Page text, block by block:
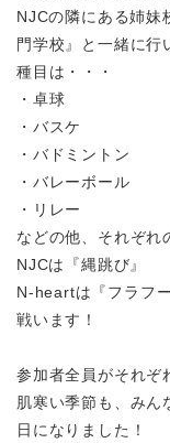
NJCの隣にある姉妹
門学校』と一緒に行
種目は・・・
・卓球
・バスケ
・バドミントン
・バレーボール
・リレー
などの他、それぞれ
NJCは『縄跳び』
N-heartは『フラフ
戦います！
参加者全員がそれぞ
肌寒い季節も、みん
日になりました！